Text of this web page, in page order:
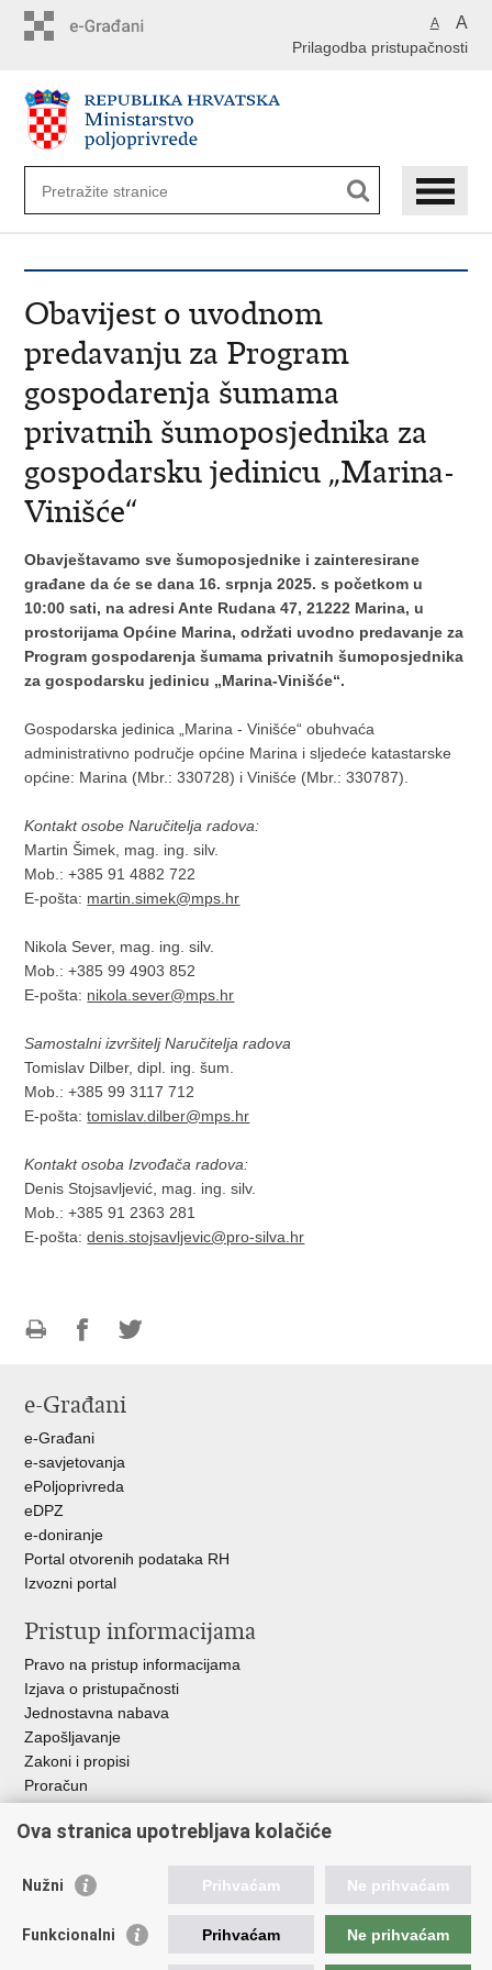
A A
Prilagodba pristupačnosti
Obavijest o uvodnom
predavanju za Program
gospodarenja šumama
privatnih šumoposjednika za
gospodarsku jedinicu „Marina-
Vinišće“
Obavještavamo sve šumoposjednike i zainteresirane
građane da će se dana 16. srpnja 2025. s početkom u
10:00 sati, na adresi Ante Rudana 47, 21222 Marina, u
prostorijama Općine Marina, održati uvodno predavanje za
Program gospodarenja šumama privatnih šumoposjednika
za gospodarsku jedinicu „Marina-Vinišće“.
Gospodarska jedinica „Marina - Vinišće“ obuhvaća
administrativno područje općine Marina i sljedeće katastarske
općine: Marina (Mbr.: 330728) i Vinišće (Mbr.: 330787).
Kontakt osobe Naručitelja radova:
Martin Šimek, mag. ing. silv.
Mob.: +385 91 4882 722
E-pošta: martin.simek@mps.hr
Nikola Sever, mag. ing. silv.
Mob.: +385 99 4903 852
E-pošta: nikola.sever@mps.hr
Samostalni izvršitelj Naručitelja radova
Tomislav Dilber, dipl. ing. šum.
Mob.: +385 99 3117 712
E-pošta:tomislav.dilber@mps.hr
Kontakt osoba Izvođača radova:
Denis Stojsavljević, mag. ing. silv.
Mob.: +385 91 2363 281
E-pošta:denis.stojsavljevic@pro-silva.hr
FacebookuTwitteru
e-Građani
e-Građani
e-savjetovanja
ePoljoprivreda
eDPZ
e-doniranje
Portal otvorenih podataka RH
Izvozni portal
Pristup informacijama
Pravo na pristup informacijama
Izjava o pristupačnosti
Jednostavna nabava
Zapošljavanje
Zakoni i propisi
Proračun
RH
Važne poveznice
Hrvatska agencija za poljoprivredu i hranu
Agencija za plaćanja u poljoprivredi, ribarstvu i ruralnom
Ova stranica upotrebljava kolačiće
Nužni Prihvaćam Ne prihvaćam
Funkcionalni Prihvaćam Ne prihvaćam